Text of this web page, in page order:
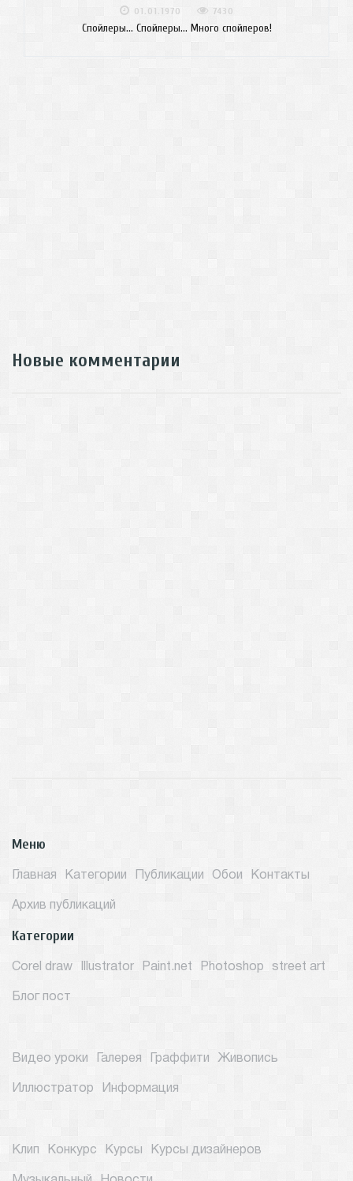
01.01.1970 7430
Спойлеры... Спойлеры... Много спойлеров!
Новые комментарии
Меню
Главная Категории Публикации Обои Контакты
Архив публикаций
Категории
Corel draw Illustrator Paint.net Photoshop street art
Блог пост
Видео уроки Галерея Граффити Живопись
Иллюстратор Информация
Клип Конкурс Курсы Курсы дизайнеров